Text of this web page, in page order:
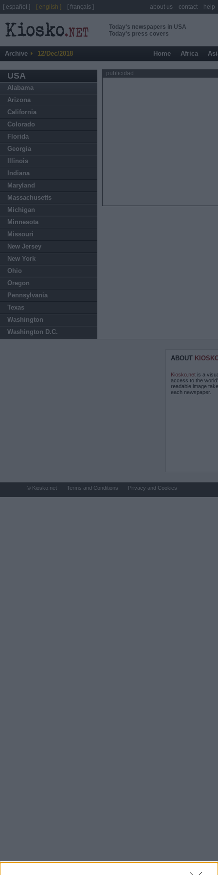
Today's newspapers in USA
Today's press covers
Archive 12/Dec/2018 Home Africa
USA
Alabama
Arizona
California
Colorado
Florida
Georgia
Illinois
Indiana
Maryland
Massachusetts
Michigan
Minnesota
Missouri
New Jersey
New York
Ohio
Oregon
Pennsylvania
Texas
Washington
Washington D.C.
publicidad
ABOUT
Kiosko.net is a
access to the
readable image
each newspaper.
[ español ] [ english ] [ français ] about us contact help
© Kiosko.net Terms and Conditions Privacy and Cookies